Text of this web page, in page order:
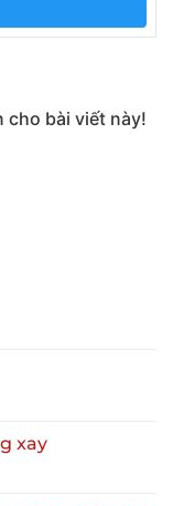
cho bài viết này!
xay